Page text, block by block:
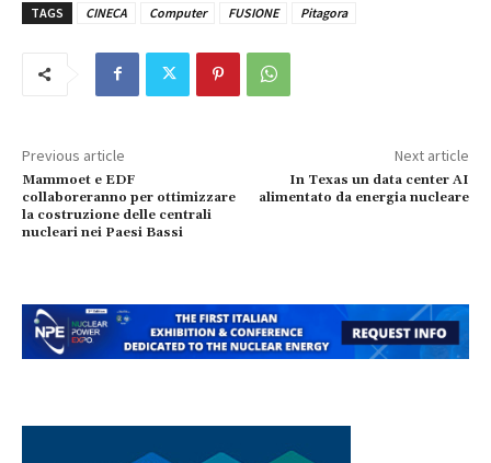
TAGS CINECA Computer FUSIONE Pitagora
Previous article
Mammoet e EDF
collaboreranno per ottimizzare
la costruzione delle centrali
nucleari nei Paesi Bassi
Next article
In Texas un data center AI
alimentato da energia nucleare